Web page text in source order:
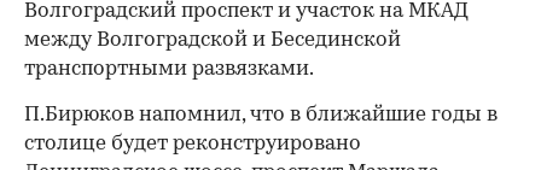
Волгоградский проспект и участок на МКАД
между Волгоградской и Бесединской
транспортными развязками.
П.Бирюков напомнил, что в ближайшие годы в
столице будет реконструировано